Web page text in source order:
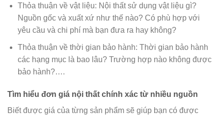
Thỏa thuận về vật liệu: Nội thất sử dụng vật liệu gì?
Nguồn gốc và xuất xứ như thế nào? Có phù hợp với
yêu cầu và chi phí mà bạn đưa ra hay không?
Thỏa thuận về thời gian bảo hành: Thời gian bảo hành
các hạng mục là bao lâu? Trường hợp nào không được
bảo hành?….
Tìm hiểu đơn giá nội thất chính xác từ nhiều nguồn
Biết được giá của từng sản phẩm sẽ giúp bạn có được